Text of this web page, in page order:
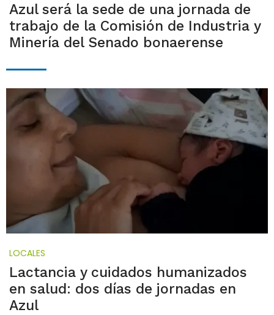
Azul será la sede de una jornada de
trabajo de la Comisión de Industria y
Minería del Senado bonaerense
LOCALES
Lactancia y cuidados humanizados
en salud: dos días de jornadas en
Azul